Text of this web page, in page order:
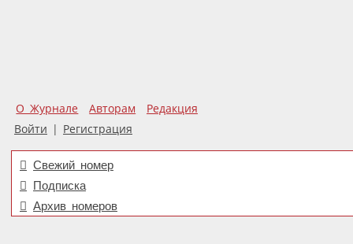
О Журнале Авторам
Редакция
Войти | Регистрация
Свежий номер
Подписка
Архив номеров